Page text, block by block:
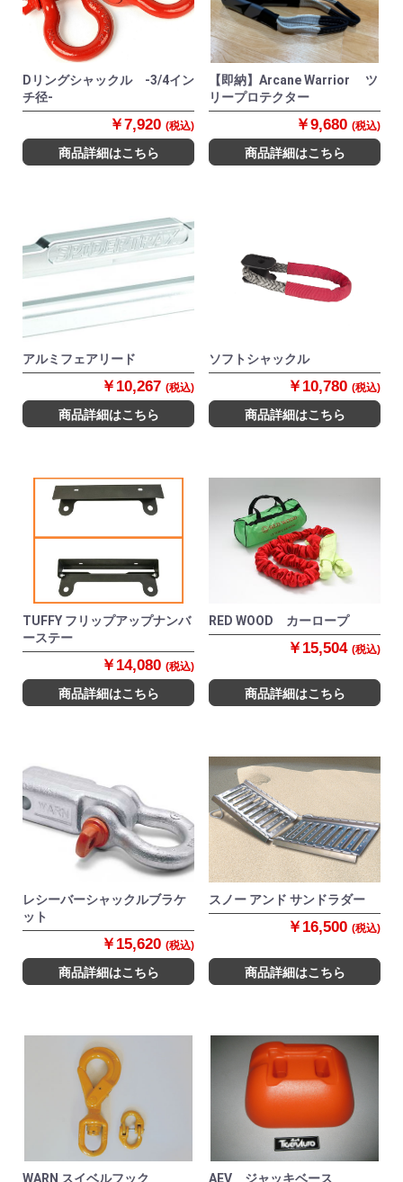
Dリングシャックル -3/4イン
チ径-
￥7,920 (税込)
商品詳細はこちら
【即納】Arcane Warrior ツ
リープロテクター
￥9,680 (税込)
商品詳細はこちら
アルミフェアリード
￥10,267 (税込)
商品詳細はこちら
ソフトシャックル
￥10,780 (税込)
商品詳細はこちら
TUFFY フリップアップナンバ
ーステー
￥14,080 (税込)
商品詳細はこちら
RED WOOD カーロープ
￥15,504 (税込)
商品詳細はこちら
レシーバーシャックルブラケ
ット
￥15,620 (税込)
商品詳細はこちら
スノー アンド サンドラダー
￥16,500 (税込)
商品詳細はこちら
WARN スイベルフック AEV ジャッキベース